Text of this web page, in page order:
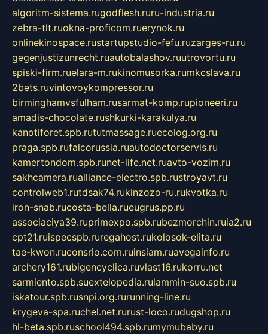
algoritm-sistema.rugodflesh.ruru-industria.ru
zebra-tlt.ruokna-proficom.ruerynok.ru
onlinekinospace.rustartupstudio-fefu.ruzarges-ru.ru
gegenjustizunrecht.ruautobalashov.ruutrovortu.ru
spiski-firm.ruelara-m.rukinomusorka.rumkcslava.ru
2bets.ruvintovoykompressor.ru
birminghamvsfulham.rusarmat-komp.rupioneeri.ru
amadis-chocolate.rushkurki-karakulya.ru
kanotiforet.spb.rututmassage.ruecolog.org.ru
praga.spb.rufalcorussia.ruautodoctorservis.ru
kamertondom.spb.runet-life.net.ruavto-vozim.ru
sakhcamera.rualliance-electro.spb.rustroyavt.ru
controlweb1.rutdsak74.rukinzozo-ru.rukvotka.ru
iron-snab.rucosta-bella.rueugrus.pp.ru
associaciya39.ruprimexpo.spb.rubezmorchin.ruia2.ru
cpt21.ruispecspb.ruregahost.rukolosok-elita.ru
tae-kwon.ruconsrio.com.ruinsiam.ruavegainfo.ru
archery161.rubigencyclica.ruvlast16.rukorru.net
sarmiento.spb.suextelopedia.rulammin-suo.spb.ru
iskatour.spb.rusnpi.org.rurunning-line.ru
krygeva-spa.ruchel.net.rurust-loco.rudugshop.ru
hl-beta.spb.ruschool494.spb.rumymubaby.ru